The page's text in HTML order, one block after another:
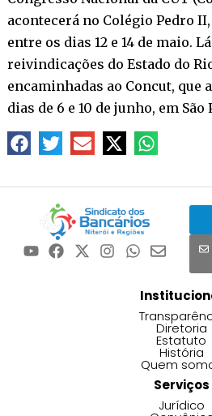
acontecerá no Colégio Pedro
entre os dias 12 e 14 de maio.
reivindicações do Estado do
encaminhadas ao Concut, que
dias de 6 e 10 de junho, em São
Diretoria
Estatuto
História
Quem
Serviços
Jurídico